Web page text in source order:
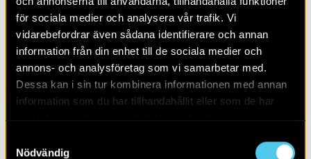
för sociala medier och analysera vår trafik. Vi
vidarebefordrar även sådana identifierare och annan
information från din enhet till de sociala medier och
annons- och analysföretag som vi samarbetar med.
Dessa kan i sin tur kombinera informationen med annan
information som du har tillhandahållit eller som de har
Nödvändig
RAPPORT 2017:70
Krapperups trädgård